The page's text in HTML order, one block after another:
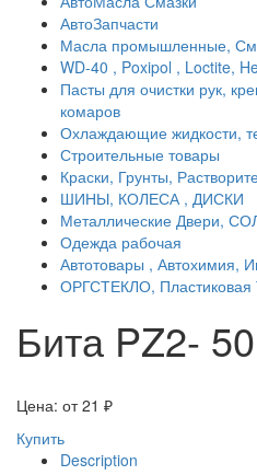
АвтоЗапчасти
Масла промышленные,
WD-40 , Poxipol , Loctite,
Пасты для очистки рук,
комаров
Охлаждающие жидкости,
Строительные товары
Краски, Грунты,
ШИНЫ, КОЛЕСА , ДИСКИ
Металлические Двери,
Одежда рабочая
Автотовары , Автохимия,
ОРГСТЕКЛО,
Бита PZ2-
Цена: от21 ₽
Купить
Description